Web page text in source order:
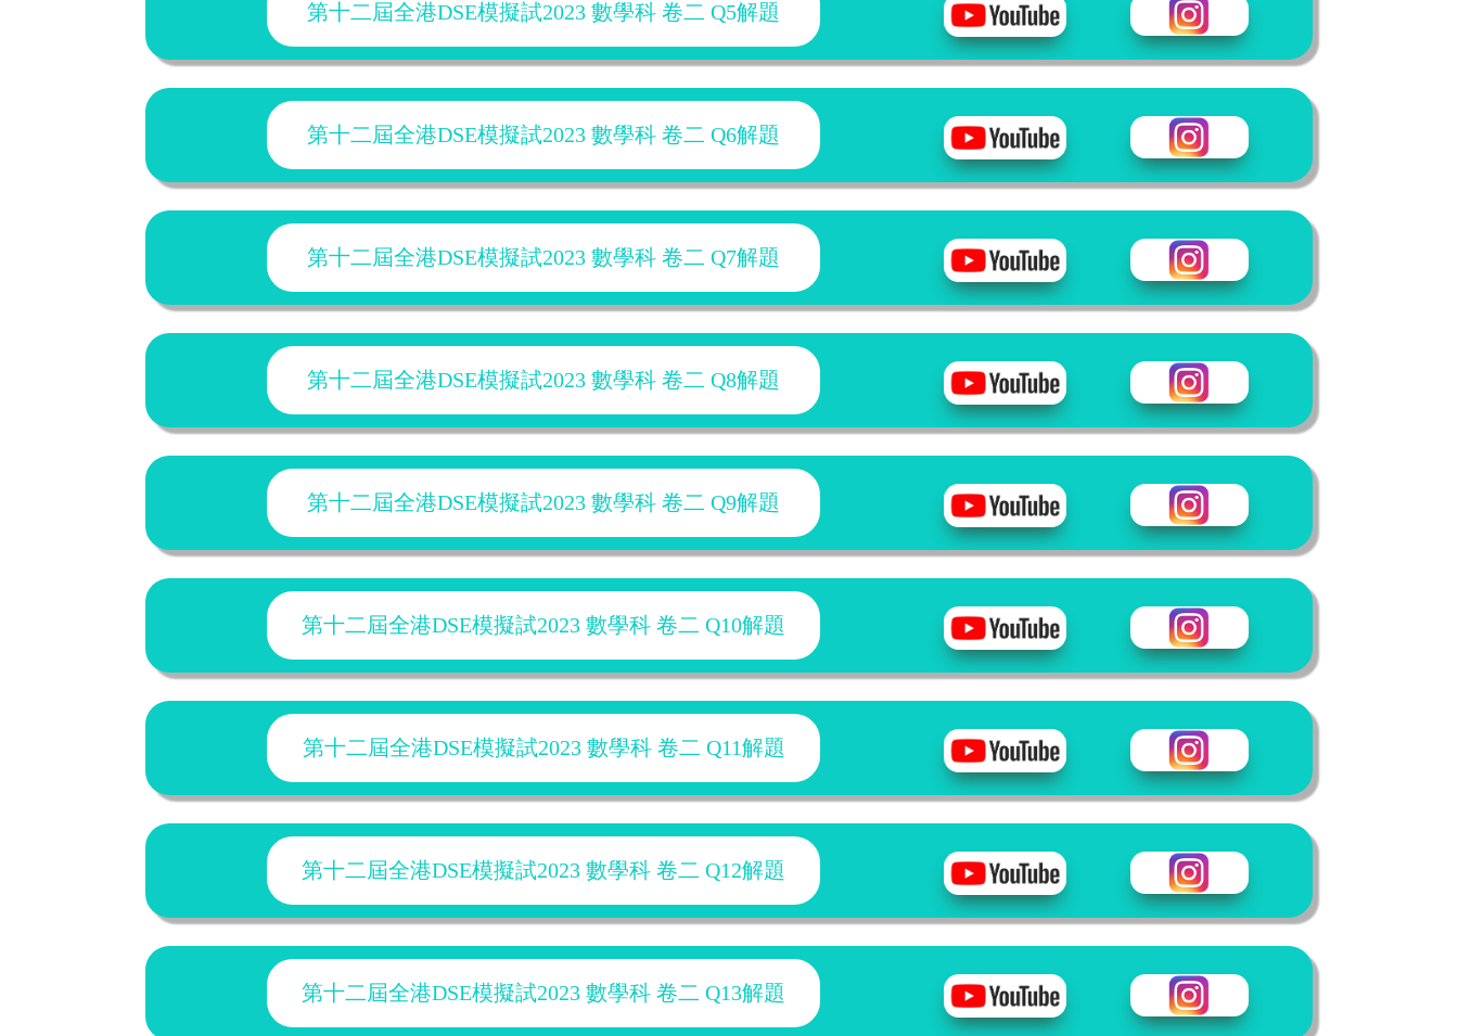
第十二屆全港DSE模擬試2023 數學科 卷二 Q5解題
第十二屆全港DSE模擬試2023 數學科 卷二 Q6解題
第十二屆全港DSE模擬試2023 數學科 卷二 Q7解題
第十二屆全港DSE模擬試2023 數學科 卷二 Q8解題
第十二屆全港DSE模擬試2023 數學科 卷二 Q9解題
第十二屆全港DSE模擬試2023 數學科 卷二 Q10解題
第十二屆全港DSE模擬試2023 數學科 卷二 Q11解題
第十二屆全港DSE模擬試2023 數學科 卷二 Q12解題
第十二屆全港DSE模擬試2023 數學科 卷二 Q13解題